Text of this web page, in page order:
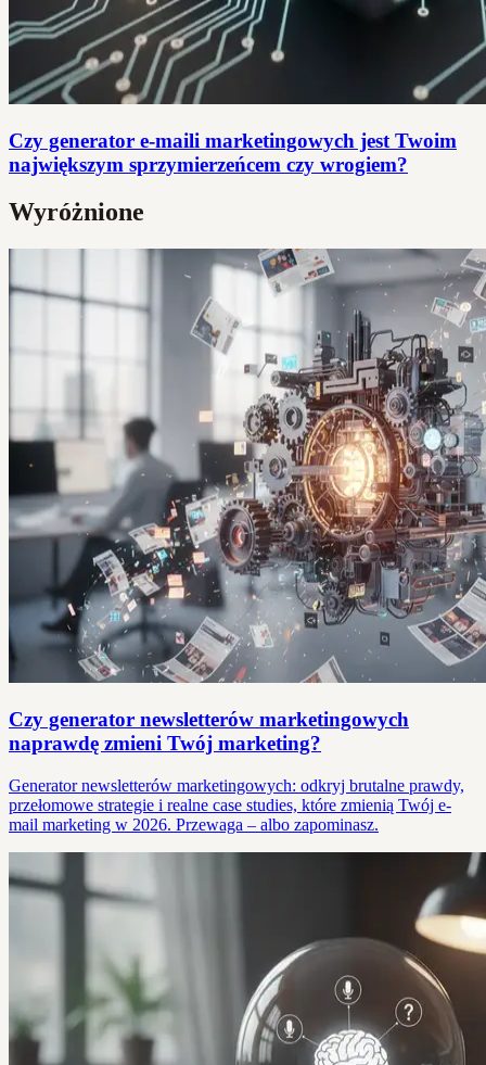
Czy generator e-maili marketingowych jest Twoim
największym sprzymierzeńcem czy wrogiem?
Wyróżnione
Czy generator newsletterów marketingowych
naprawdę zmieni Twój marketing?
Generator newsletterów marketingowych: odkryj brutalne prawdy,
przełomowe strategie i realne case studies, które zmienią Twój e-
mail marketing w 2026. Przewaga – albo zapominasz.